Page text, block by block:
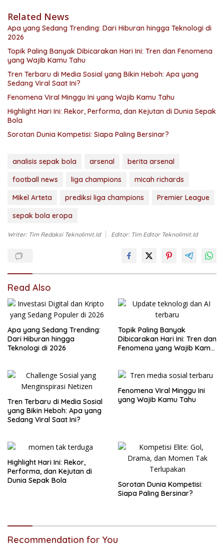
Related News
Apa yang Sedang Trending: Dari Hiburan hingga Teknologi di
2026
Topik Paling Banyak Dibicarakan Hari Ini: Tren dan Fenomena
yang Wajib Kamu Tahu
Tren Terbaru di Media Sosial yang Bikin Heboh: Apa yang
Sedang Viral Saat Ini?
Fenomena Viral Minggu Ini yang Wajib Kamu Tahu
Highlight Hari Ini: Rekor, Performa, dan Kejutan di Dunia Sepak
Bola
Sorotan Dunia Kompetisi: Siapa Paling Bersinar?
analisis sepak bola arsenal
berita arsenal
football news
liga champions
micah richards
Mikel Arteta
prediksi liga champions
Premier League
sepak bola eropa
Writer: Tim Redaksi Teknolimit.id Editor: Tim Editor Teknolimit.id
Read Also
Apa yang Sedang Trending:
Dari Hiburan hingga
Teknologi di 2026
Topik Paling Banyak
Dibicarakan Hari Ini: Tren dan
Fenomena yang Wajib Kamu
Tren Terbaru di Media Sosial
yang Bikin Heboh: Apa yang
Sedang Viral Saat Ini?
Fenomena Viral Minggu Ini
yang Wajib Kamu Tahu
Highlight Hari Ini: Rekor,
Performa, dan Kejutan di
Dunia Sepak Bola
Sorotan Dunia Kompetisi:
Siapa Paling Bersinar?
Recommendation for You